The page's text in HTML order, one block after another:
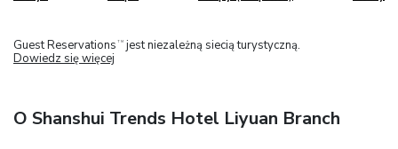
Guest Reservations TM jest niezależną siecią turystyczną.
Dowiedz się więcej
O Shanshui Trends Hotel Liyuan Branch